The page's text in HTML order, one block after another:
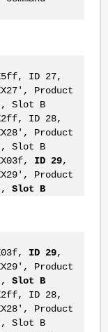
ID 27,
Product
Slot B
ID 28,
Product
Slot B
ID 29,
Product
Slot B
ID 29,
Product
Slot B
ID 28,
Product
Slot B